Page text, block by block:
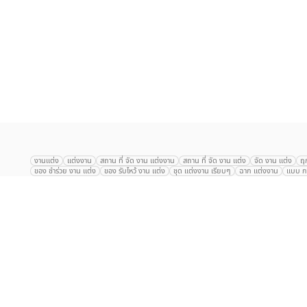
งานแต่ง แต่งงาน สถาน ที่ จัด งาน แต่งงาน สถาน ที่ จัด งาน แต่ง จัด งาน แต่ง ฤ
ของ ชำร่วย งาน แต่ง
ของ รับไหว้ งาน แต่ง ชุด แต่งงาน เรียบๆ ฉาก แต่งงาน แบบ